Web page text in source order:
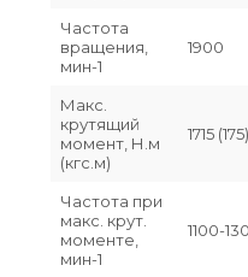
Частота
вращения,
мин-1
1900
Макс.
крутящий
момент, Н.м
(кгс.м)
1715 (175)
Частота при
макс. крут.
моменте,
мин-1
1100-